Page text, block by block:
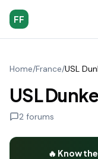
FF
Home/France/USL
USL
2 forums
🔥 Know